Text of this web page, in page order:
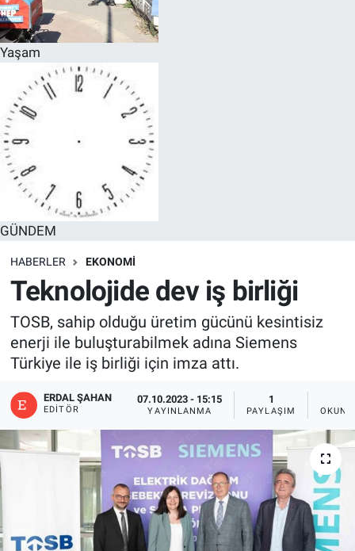
Yaşam
GÜNDEM
HABERLER EKONOMİ
Teknolojide dev iş birliği
TOSB, sahip olduğu üretim gücünü kesintisiz
enerji ile buluşturabilmek adına Siemens
Türkiye ile iş birliği için imza attı.
ERDAL ŞAHAN
EDITÖR
07.10.2023 - 15:15
YAYINLANMA
1
PAYLAŞIM